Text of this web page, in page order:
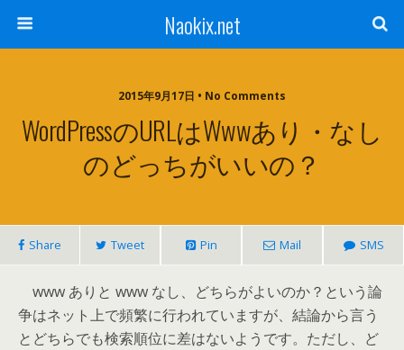
Naokix.net
2015年9月17日 • No Comments
WordPressのURLはwwwあり・なし
のどっちがいいの？
Share Tweet Pin Mail SMS
www ありと www なし、どちらがよいのか？という論
争はネット上で頻繁に行われていますが、結論から言う
とどちらでも検索順位に差はないようです。ただし、ど